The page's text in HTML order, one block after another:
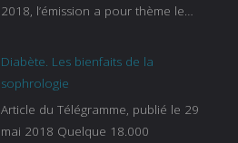
2018, l’émission a pour thème le
bleu :
https://www.francebleu.fr/emissions/l
sur-le-sommeil
Diabète. Les bienfaits de la
sophrologie
Article du Télégramme, publié le 29
mai 2018 Quelque 18.000